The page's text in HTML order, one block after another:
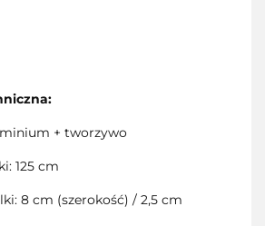
+ tworzywo
125 cm
8 cm (szerokość) / 2,5 cm